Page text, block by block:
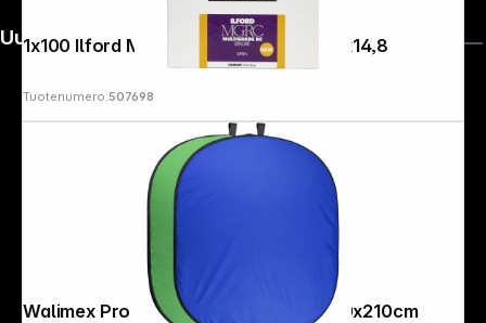
1x100 Ilford MG RC DL 25M 10x15 10,5x14,8
Tuotenumero:507698
Walimex Pro Foldable Background 150x210cm
Uutiskirje